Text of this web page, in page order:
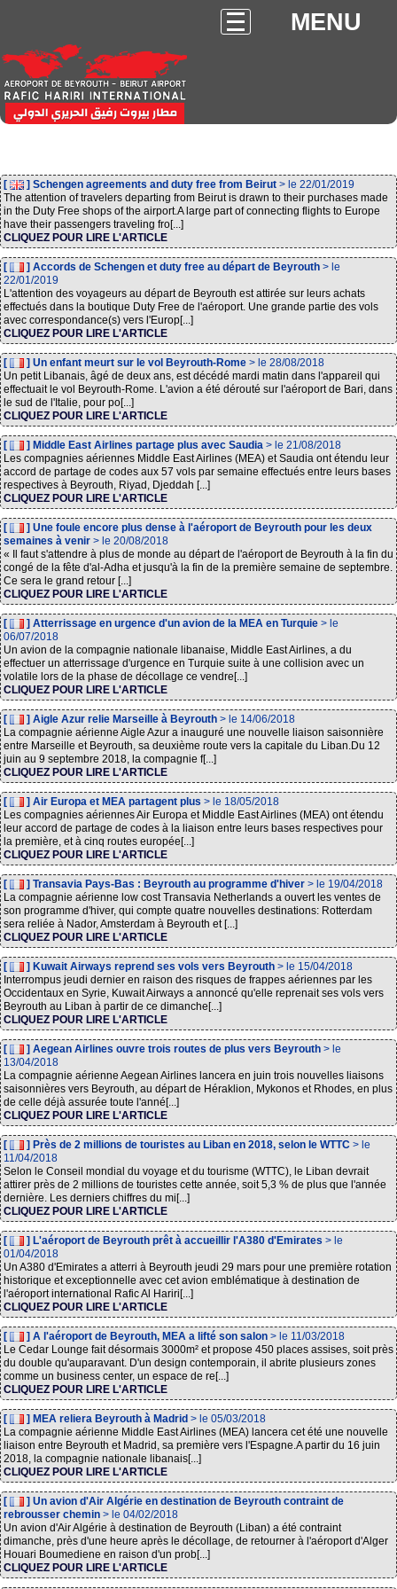
MENU
[ ] Schengen agreements and duty free from Beirut > le 22/01/2019
The attention of travelers departing from Beirut is drawn to their purchases made
in the Duty Free shops of the airport.A large part of connecting flights to Europe
have their passengers traveling fro[...]
CLIQUEZ POUR LIRE L'ARTICLE
[ ] Accords de Schengen et duty free au départ de Beyrouth > le
22/01/2019
L'attention des voyageurs au départ de Beyrouth est attirée sur leurs achats
effectués dans la boutique Duty Free de l'aéroport. Une grande partie des vols
avec correspondance(s) vers l'Europ[...]
CLIQUEZ POUR LIRE L'ARTICLE
[ ] Un enfant meurt sur le vol Beyrouth-Rome > le 28/08/2018
Un petit Libanais, âgé de deux ans, est décédé mardi matin dans l'appareil qui
effectuait le vol Beyrouth-Rome. L'avion a été dérouté sur l'aéroport de Bari, dans
le sud de l'Italie, pour po[...]
CLIQUEZ POUR LIRE L'ARTICLE
[ ] Middle East Airlines partage plus avec Saudia > le 21/08/2018
Les compagnies aériennes Middle East Airlines (MEA) et Saudia ont étendu leur
accord de partage de codes aux 57 vols par semaine effectués entre leurs bases
respectives à Beyrouth, Riyad, Djeddah [...]
CLIQUEZ POUR LIRE L'ARTICLE
[
] Une foule encore plus dense à l'aéroport de Beyrouth pour les deux
semaines à venir > le 20/08/2018
« Il faut s'attendre à plus de monde au départ de l'aéroport de Beyrouth à la fin du
congé de la fête d'al-Adha et jusqu'à la fin de la première semaine de septembre.
Ce sera le grand retour [...]
CLIQUEZ POUR LIRE L'ARTICLE
[ ] Atterrissage en urgence d'un avion de la MEA en Turquie > le
06/07/2018
Un avion de la compagnie nationale libanaise, Middle East Airlines, a du
effectuer un atterrissage d'urgence en Turquie suite à une collision avec un
volatile lors de la phase de décollage ce vendre[...]
CLIQUEZ POUR LIRE L'ARTICLE
[ ] Aigle Azur relie Marseille à Beyrouth > le 14/06/2018
La compagnie aérienne Aigle Azur a inauguré une nouvelle liaison saisonnière
entre Marseille et Beyrouth, sa deuxième route vers la capitale du Liban.Du 12
juin au 9 septembre 2018, la compagnie f[...]
CLIQUEZ POUR LIRE L'ARTICLE
[ ] Air Europa et MEA partagent plus > le 18/05/2018
Les compagnies aériennes Air Europa et Middle East Airlines (MEA) ont étendu
leur accord de partage de codes à la liaison entre leurs bases respectives pour
la première, et à cinq routes europée[...]
CLIQUEZ POUR LIRE L'ARTICLE
[ ] Transavia Pays-Bas : Beyrouth au programme d'hiver > le 19/04/2018
La compagnie aérienne low cost Transavia Netherlands a ouvert les ventes de
son programme d'hiver, qui compte quatre nouvelles destinations: Rotterdam
sera reliée à Nador, Amsterdam à Beyrouth et [...]
CLIQUEZ POUR LIRE L'ARTICLE
[ ] Kuwait Airways reprend ses vols vers Beyrouth > le 15/04/2018
Interrompus jeudi dernier en raison des risques de frappes aériennes par les
Occidentaux en Syrie, Kuwait Airways a annoncé qu'elle reprenait ses vols vers
Beyrouth au Liban à partir de ce dimanche[...]
CLIQUEZ POUR LIRE L'ARTICLE
[ ] Aegean Airlines ouvre trois routes de plus vers Beyrouth > le
13/04/2018
La compagnie aérienne Aegean Airlines lancera en juin trois nouvelles liaisons
saisonnières vers Beyrouth, au départ de Héraklion, Mykonos et Rhodes, en plus
de celle déjà assurée toute l'anné[...]
CLIQUEZ POUR LIRE L'ARTICLE
[ ] Près de 2 millions de touristes au Liban en 2018, selon le WTTC > le
11/04/2018
Selon le Conseil mondial du voyage et du tourisme (WTTC), le Liban devrait
attirer près de 2 millions de touristes cette année, soit 5,3 % de plus que l'année
dernière. Les derniers chiffres du mi[...]
CLIQUEZ POUR LIRE L'ARTICLE
[ ] L'aéroport de Beyrouth prêt à accueillir l'A380 d'Emirates > le
01/04/2018
Un A380 d'Emirates a atterri à Beyrouth jeudi 29 mars pour une première rotation
historique et exceptionnelle avec cet avion emblématique à destination de
l'aéroport international Rafic Al Hariri[...]
CLIQUEZ POUR LIRE L'ARTICLE
[ ] A l'aéroport de Beyrouth, MEA a lifté son salon > le 11/03/2018
Le Cedar Lounge fait désormais 3000m² et propose 450 places assises, soit près
du double qu'auparavant. D'un design contemporain, il abrite plusieurs zones
comme un business center, un espace de re[...]
CLIQUEZ POUR LIRE L'ARTICLE
[ ] MEA reliera Beyrouth à Madrid > le 05/03/2018
La compagnie aérienne Middle East Airlines (MEA) lancera cet été une nouvelle
liaison entre Beyrouth et Madrid, sa première vers l'Espagne.A partir du 16 juin
2018, la compagnie nationale libanais[...]
CLIQUEZ POUR LIRE L'ARTICLE
[
] Un avion d'Air Algérie en destination de Beyrouth contraint de
rebrousser chemin > le 04/02/2018
Un avion d'Air Algérie à destination de Beyrouth (Liban) a été contraint
dimanche, près d'une heure après le décollage, de retourner à l'aéroport d'Alger
Houari Boumediene en raison d'un prob[...]
CLIQUEZ POUR LIRE L'ARTICLE